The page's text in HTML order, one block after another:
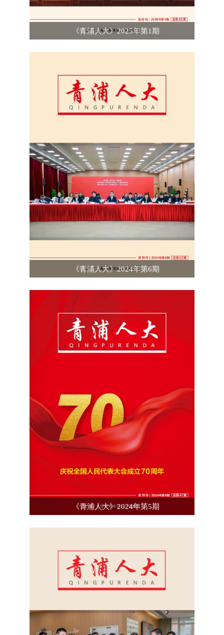
《青浦人大》2025年第1期
《青浦人大》2024年第6期
《青浦人大》2024年第5期